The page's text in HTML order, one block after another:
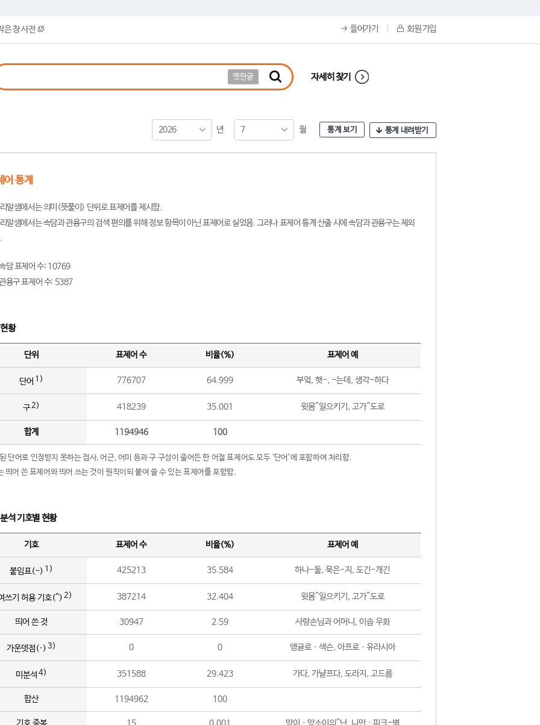
은 창 사전 들어가기 회원 가입
옛한글 자세히 찾기
2026 년 7 월 통계 보기 통계 내려받기
어 통계
말샘에서는 의미(뜻풀이) 단위로 표제어를 제시함.
말샘에서는 속담과 관용구의 검색 편의를 위해 정보 항목이 아닌 표제어로 실었음. 그러나 표제어 통계 산출 시에 속담과 관용구는 제외
담 표제어 수: 10769
용구 표제어 수: 5387
황
단위 표제어 수 비율(%) 표제어 예
단어 1) 776707 64.999 부엌, 햇-, -는데, 생각-하다
구2) 418239 35.001 윗몸^일으키기, 고가^도로
합계 1194946 100
단어로 인정받지 못하는 접사, 어근, 어미 등과 구 구성이 줄어든 한 어절 표제어도 모두 ‘단어’에 포함하여 처리함.
띄어 쓴 표제어와 띄어 쓰는 것이 원칙이되 붙여 쓸 수 있는 표제어를 포함함.
석 기호별 현황
기호 표제어 수 비율(%) 표제어 예
붙임표(-) 1) 425213 35.584 하나-둘, 묵은-지, 도긴-개긴
쓰기 허용 기호(^) 2) 387214 32.404 윗몸^일으키기, 고가^도로
띄어 쓴 것 30947 2.59 사랑손님과 어머니, 이솝 우화
가운뎃점(·) 3) 0 0 앵글로ㆍ색슨, 아프로ㆍ유라시아
미분석 4) 351588 29.423 가다, 가냘프다, 도라지, 고드름
합산 1194962 100